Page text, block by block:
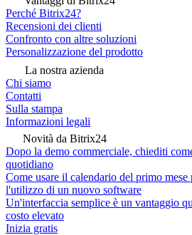
Perché Bitrix24?
Recensioni dei clienti
Confronto con altre soluzioni
Personalizzazione del prodotto
La nostra azienda
Chi siamo
Contatti
Sulla stampa
Informazioni legali
Novità da Bitrix24
Dopo la demo commerciale, chiediti
quotidiano
Come usare il calendario del primo mese
l'utilizzo di un nuovo software
Un'interfaccia semplice è un vantaggio
costo elevato
Inizia gratis